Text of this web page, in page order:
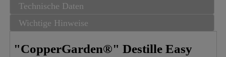
Technische Daten
Wichtige Hinweise
"CopperGarden®" Destille Easy